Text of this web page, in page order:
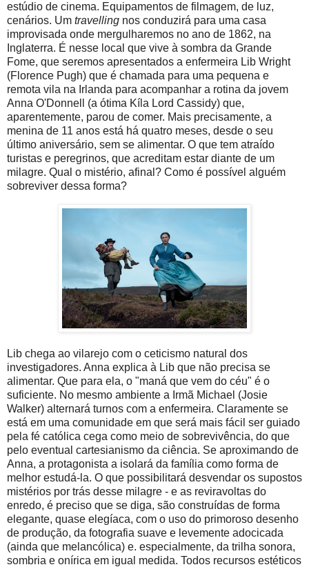
estúdio de cinema. Equipamentos de filmagem, de luz,
cenários. Um travelling nos conduzirá para uma casa
improvisada onde mergulharemos no ano de 1862, na
Inglaterra. É nesse local que vive à sombra da Grande
Fome, que seremos apresentados a enfermeira Lib Wright
(Florence Pugh) que é chamada para uma pequena e
remota vila na Irlanda para acompanhar a rotina da jovem
Anna O'Donnell (a ótima Kíla Lord Cassidy) que,
aparentemente, parou de comer. Mais precisamente, a
menina de 11 anos está há quatro meses, desde o seu
último aniversário, sem se alimentar. O que tem atraído
turistas e peregrinos, que acreditam estar diante de um
milagre. Qual o mistério, afinal? Como é possível alguém
sobreviver dessa forma?
Lib chega ao vilarejo com o ceticismo natural dos
investigadores. Anna explica à Lib que não precisa se
alimentar. Que para ela, o "maná que vem do céu" é o
suficiente. No mesmo ambiente a Irmã Michael (Josie
Walker) alternará turnos com a enfermeira. Claramente se
está em uma comunidade em que será mais fácil ser guiado
pela fé católica cega como meio de sobrevivência, do que
pelo eventual cartesianismo da ciência. Se aproximando de
Anna, a protagonista a isolará da família como forma de
melhor estudá-la. O que possibilitará desvendar os supostos
mistérios por trás desse milagre - e as reviravoltas do
enredo, é preciso que se diga, são construídas de forma
elegante, quase elegíaca, com o uso do primoroso desenho
de produção, da fotografia suave e levemente adocicada
(ainda que melancólica) e. especialmente, da trilha sonora,
sombria e onírica em igual medida. Todos recursos estéticos